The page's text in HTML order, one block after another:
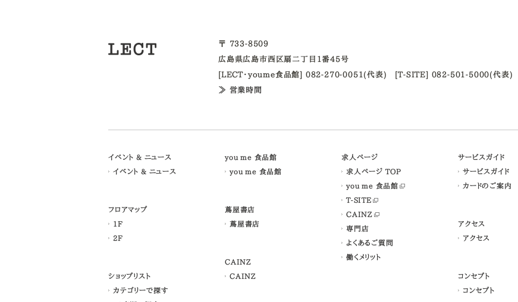
〒 733-8509
広島県広島市西区扇二丁目1番45号
[LECT・youme食品館] 082-270-0051(代表)
[T-SITE] 082-501-5000(代表)
≫ 営業時間
イベント & ニュース
イベント & ニュース
フロアマップ
1F
2F
ショップリスト
カテゴリーで探す
you me 食品館
you me 食品館
蔦屋書店
蔦屋書店
CAINZ
CAINZ
求人ページ
求人ページ TOP
you me 食品館
T-SITE
CAINZ
専門店
よくあるご質問
働くメリット
サービスガイド
サービスガイド
カードのご案内
アクセス
アクセス
コンセプト
コンセプト